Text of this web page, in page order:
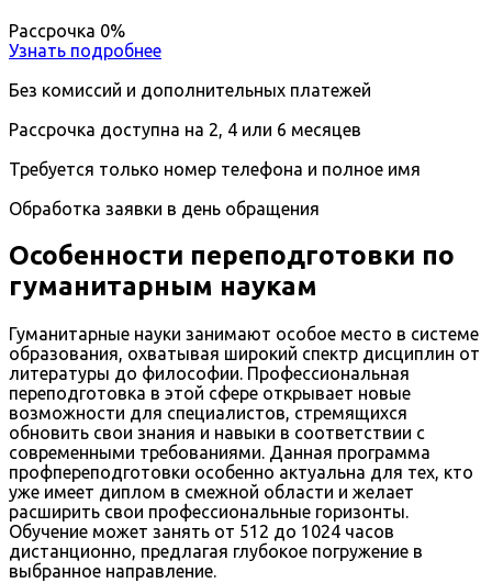
Рассрочка 0%
Узнать подробнее
Без комиссий и дополнительных платежей
Рассрочка доступна на 2, 4 или 6 месяцев
Требуется только номер телефона и полное имя
Обработка заявки в день обращения
Особенности переподготовки по
гуманитарным наукам
Гуманитарные науки занимают особое место в системе
образования, охватывая широкий спектр дисциплин от
литературы до философии. Профессиональная
переподготовка в этой сфере открывает новые
возможности для специалистов, стремящихся
обновить свои знания и навыки в соответствии с
современными требованиями. Данная программа
профпереподготовки особенно актуальна для тех, кто
уже имеет диплом в смежной области и желает
расширить свои профессиональные горизонты.
Обучение может занять от 512 до 1024 часов
дистанционно, предлагая глубокое погружение в
выбранное направление.